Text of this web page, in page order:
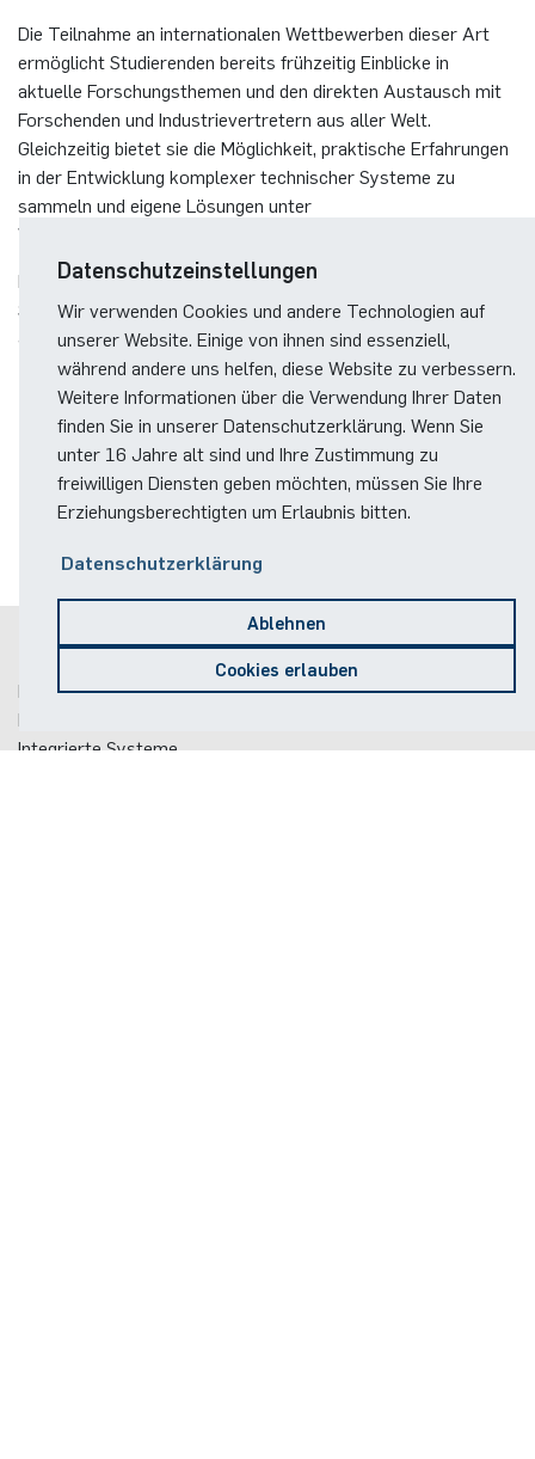
Die Teilnahme an internationalen Wettbewerben dieser Art
ermöglicht Studierenden bereits frühzeitig Einblicke in
aktuelle Forschungsthemen und den direkten Austausch mit
Forschenden und Industrievertretern aus aller Welt.
Gleichzeitig bietet sie die Möglichkeit, praktische Erfahrungen
in der Entwicklung komplexer technischer Systeme zu
sammeln und eigene Lösungen unter
Wettbewerbsbedingungen zu präsentieren.
Die Lehrstühle für Hochfrequenzsysteme und Integrierte
Systeme gratulieren Daria Tsukanova, Leon Kolberg und
Jaron Busse herzlich zu diesem Erfolg.
Postanschrift
Ruhr-Universität Bochum
Fakultät für Elektrotechnik und Informationstechnik
Integrierte Systeme
Datenschutzeinstellungen
Wir verwenden Cookies und andere Technologien auf
unserer Website. Einige von ihnen sind essenziell,
während andere uns helfen, diese Website zu verbessern.
Weitere Informationen über die Verwendung Ihrer Daten
finden Sie in unserer Datenschutzerklärung. Wenn Sie
unter 16 Jahre alt sind und Ihre Zustimmung zu
freiwilligen Diensten geben möchten, müssen Sie Ihre
Erziehungsberechtigten um Erlaubnis bitten.
Datenschutzerklärung
Ablehnen
Cookies erlauben